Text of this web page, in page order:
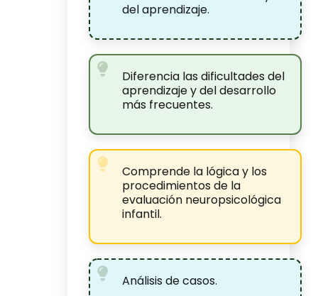
del aprendizaje.
Diferencia las dificultades del
aprendizaje y del desarrollo
más frecuentes.
Comprende la lógica y los
procedimientos de la
evaluación neuropsicológica
infantil.
Análisis de casos.